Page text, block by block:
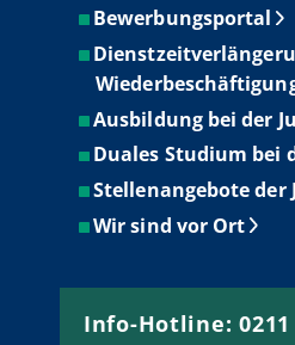
Bewerbungsportal
Ausbildung bei der
Duales Studium bei
Stellenangebote der
Wir sind vor Ort
Info-Hotline: 0211